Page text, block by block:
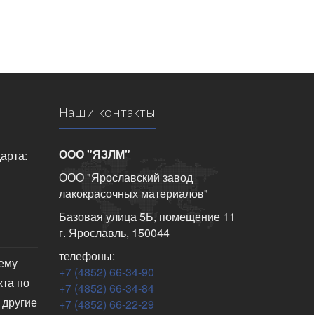
по
Наши контакты
ООО "ЯЗЛМ"
ООО "Ярославский завод
лакокрасочных материалов"
Базовая улица 5Б, помещение 11
г. Ярославль, 150044
телефоны:
+7 (4852) 66-34-90
+7 (4852) 66-34-84
+7 (4852) 66-22-29